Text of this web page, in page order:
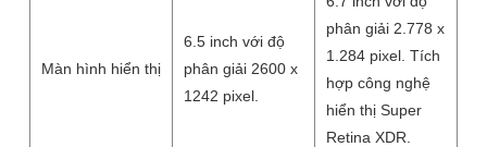
Màn hình hiển thị
6.5 inch với độ
phân giải 2600 x
1242 pixel.
phân giải 2.778 x
1.284 pixel. Tích
hợp công nghệ
hiển thị Super
Retina XDR.